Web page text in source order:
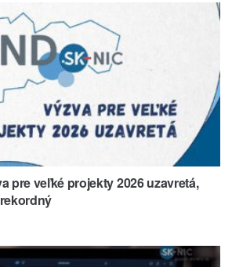
pre veľké projekty 2026 uzavretá,